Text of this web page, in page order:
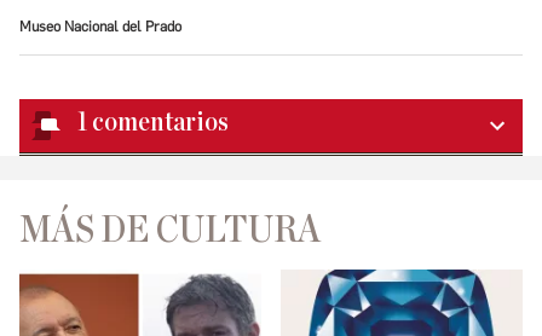
Museo Nacional del Prado
1 comentarios
MÁS DE CULTURA